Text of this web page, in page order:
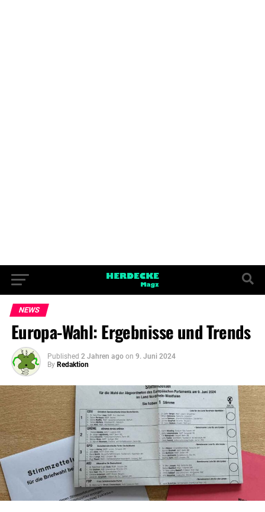
NEWS
Europa-Wahl: Ergebnisse und Trends
Published 2 Jahren ago on 9. Juni 2024
By Redaktion